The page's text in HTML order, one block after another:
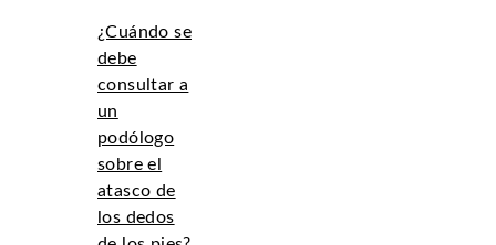
¿Cuándo se
debe
consultar a
un
podólogo
sobre el
atasco de
los dedos